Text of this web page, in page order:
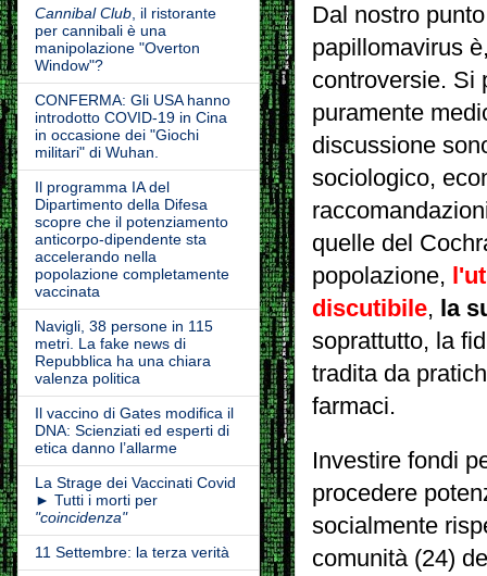
Dal nostro
papillomavirus
controversie. Si
puramente
discussione
sociologico,
quelle del
popolazione,
discutibile, la
soprattutto, la
tradita da
farmaci.
Investire fondi
procedere
socialmente
comunità (24)
Cannibal Club , il ristorante
per cannibali è una
manipolazione "Overton
Window"?
CONFERMA: Gli USA hanno
introdotto COVID-19 in Cina
in occasione dei "Giochi
militari" di Wuhan.
Il programma IA del
Dipartimento della Difesa
scopre che il potenziamento
anticorpo-dipendente sta
accelerando nella
popolazione completamente
vaccinata
Navigli, 38 persone in 115
metri. La fake news di
Repubblica ha una chiara
valenza politica
Il vaccino di Gates modifica il
DNA: Scienziati ed esperti di
etica danno l’allarme
La Strage dei Vaccinati Covid
► Tutti i morti per
"coincidenza"
11 Settembre: la terza verità